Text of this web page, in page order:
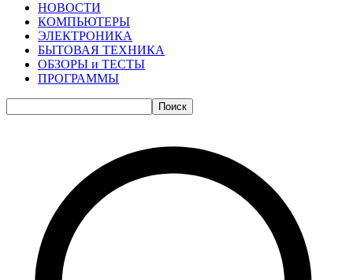
НОВОСТИ
КОМПЬЮТЕРЫ
ЭЛЕКТРОНИКА
БЫТОВАЯ ТЕХНИКА
ОБЗОРЫ и ТЕСТЫ
ПРОГРАММЫ
Поиск